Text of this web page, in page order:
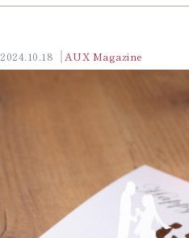
2024.10.18 AUX Magazine